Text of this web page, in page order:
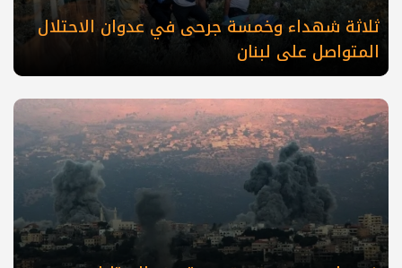
ثلاثة شهداء وخمسة جرحى في عدوان الاحتلال
المتواصل على لبنان